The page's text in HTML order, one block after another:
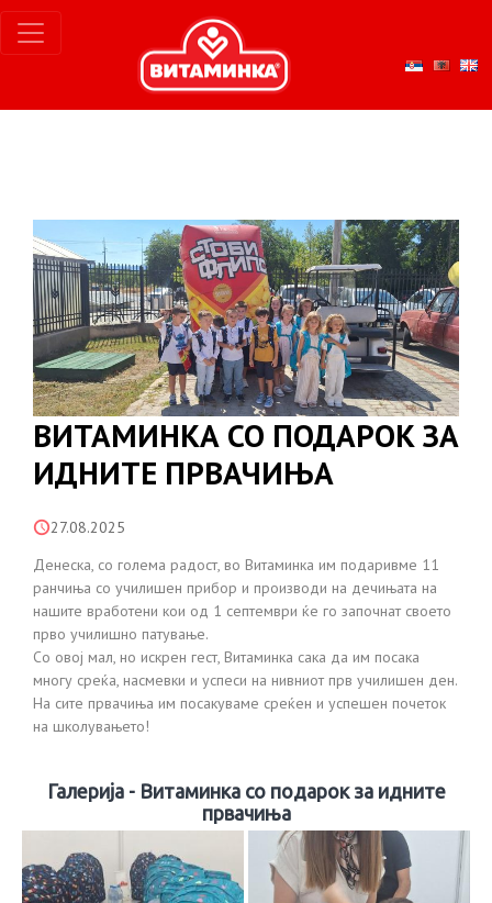
ВИТАМИНКА СО ПОДАРОК ЗА
ИДНИТЕ ПРВАЧИЊА
27.08.2025
Денеска, со голема радост, во Витаминка им подаривме 11
ранчиња со училишен прибор и производи на дечињата на
нашите вработени кои од 1 септември ќе го започнат своето
прво училишно патување.
Со овој мал, но искрен гест, Витаминка сака да им посака
многу среќа, насмевки и успеси на нивниот прв училишен ден.
На сите првачиња им посакуваме среќен и успешен почеток
на школувањето!
Галерија - Витаминка со подарок за идните
првачиња